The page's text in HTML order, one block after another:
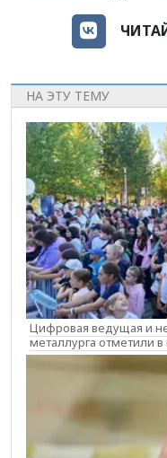
НА ЭТУ ТЕМУ
Цифровая ведущая и
металлурга отметили